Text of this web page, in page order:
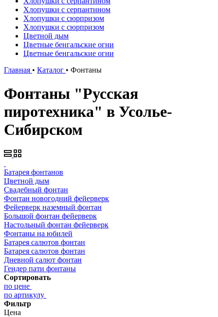
Хлопушки с серпантином
Хлопушки с сюрпризом
Хлопушки с сюрпризом
Цветной дым
Цветные бенгальские огни
Цветные бенгальские огни
Главная • Каталог • Фонтаны
Фонтаны "Русская
пиротехника" в Усолье-
Сибирском
Батарея фонтанов
Цветной дым
Свадебный фонтан
Фонтан новогодний фейерверк
Фейерверк наземный фонтан
Большой фонтан фейерверк
Настольный фонтан фейерверк
Фонтаны на юбилей
Батарея салютов фонтан
Батарея салютов фонтан
Дневной салют фонтан
Гендер пати фонтаны
Сортировать
по цене
по артикулу
Фильтр
Цена